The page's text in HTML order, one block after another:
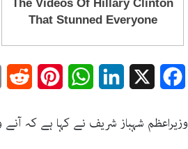
Facebook
LinkedIn
WhatsApp
Pinterest
وزیراعظم شہباز شریف نے کہا ہے کہ